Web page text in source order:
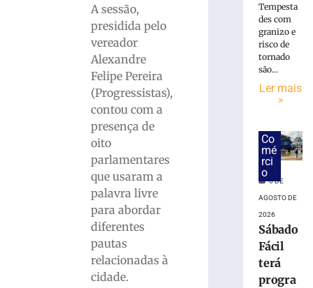
A sessão,
presidida pelo
vereador
Alexandre
Felipe Pereira
(Progressistas),
contou com a
presença de
oito
parlamentares
que usaram a
palavra livre
para abordar
diferentes
pautas
relacionadas à
cidade.
Partido
homologa
Renata
Ferreira
Deputada
Estadual
Tempesta
des com
granizo e
risco de
tornado
são...
Ler mais
»
Co
mé
rci
o
6 DE
AGOSTO DE
2026
Sábado
Fácil
terá
progra